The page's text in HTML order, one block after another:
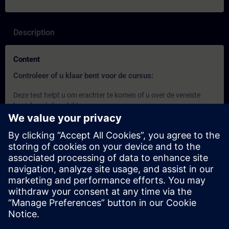
Description
Content
Controleer of u klaar bent voor de cursus:
Deze test helpt u om erachter te komen of u over de vereiste
basiskennis beschikt.
De test heeft10 vragen.
Er isgeen tijdslimiet .
Als umeer dan 70% correctantwoordt, bent u klaar om
aan de cursus deel te nemen.
Als uminder dan 70%scoort, raden wij u aan het de
SITRAIN access cursusSIMATIC - Basics of
Programmable Logic Controllers (PLC)en de SITRAIN
access cursusIntroduction to Basics of PLC
Programmingte leren om uw basis op te bouwen.